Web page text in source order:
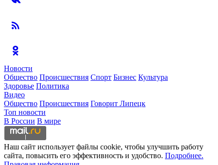
Новости
Общество Происшествия Спорт Бизнес Культура
Здоровье Политика
Видео
Общество Происшествия Говорит Липецк
Топ новости
В России В мире
Наш сайт использует файлы cookie, чтобы улучшить работу
сайта, повысить его эффективность и удобство. Подробнее.